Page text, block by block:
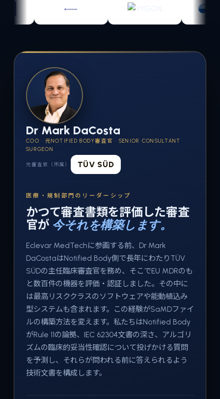
Dr Mark DaCosta
COO · 元NOTIFIED BODY審査官 · SENIOR CONSULTANT
SURGEON
元審査官（所属） TÜV SÜD
医療・規制部門のリーダーシップ
かつて審査書類を評価した審査
官が 今それを構築します。
Eclevar MedTechに参画する前、Dr Mark
DaCostaはNotified Body側で長年にわたりTÜV
SÜDの主任臨床審査官を務め、そこでEU MDRのも
と数百件の機器を評価・認証しました。その中に
は最高リスククラスのソフトウェアや能動植込み
型システムも含まれます。この経験がSaMDファイ
ルの構築方法を変えます。私たちはNotified Body
がRule 11の論拠、IEC 62304文書の深さ、アルゴリ
ズムの臨床的妥当性確認について投げかける質問
を予測し、それらが問われる前に答えられるよう
技術文書を構成します。